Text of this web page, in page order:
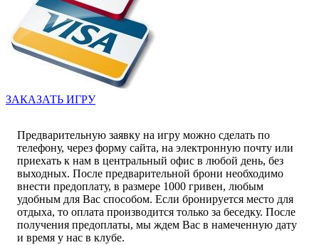
ЗАКАЗАТЬ ИГРУ
Предварительную заявку на игру можно сделать по
телефону, через форму сайта, на электронную почту или
приехать к нам в центральный офис в любой день, без
выходных. После предварительной брони необходимо
внести предоплату, в размере 1000 гривен, любым
удобным для Вас способом. Если бронируется место для
отдыха, то оплата производится только за беседку. После
получения предоплаты, мы ждем Вас в намеченную дату
и время у нас в клубе.